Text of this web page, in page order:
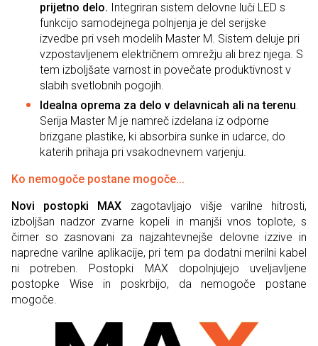
prijetno delo. Integriran sistem delovne luči LED s
funkcijo samodejnega polnjenja je del serijske
izvedbe pri vseh modelih Master M. Sistem deluje pri
vzpostavljenem električnem omrežju ali brez njega. S
tem izboljšate varnost in povečate produktivnost v
slabih svetlobnih pogojih.
Idealna oprema za delo v delavnicah ali na terenu.
Serija Master M je namreč izdelana iz odporne
brizgane plastike, ki absorbira sunke in udarce, do
katerih prihaja pri vsakodnevnem varjenju.
Ko nemogoče postane mogoče...
Novi postopki MAX zagotavljajo višje varilne hitrosti,
izboljšan nadzor zvarne kopeli in manjši vnos toplote, s
čimer so zasnovani za najzahtevnejše delovne izzive in
napredne varilne aplikacije, pri tem pa dodatni merilni kabel
ni potreben. Postopki MAX dopolnjujejo uveljavljene
postopke Wise in poskrbijo, da nemogoče postane
mogoče.